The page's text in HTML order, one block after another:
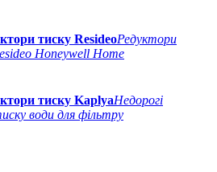
тиску ResideoРедуктори
Honeywell Home
тиску KaplyaНедорогі
води для фільтру